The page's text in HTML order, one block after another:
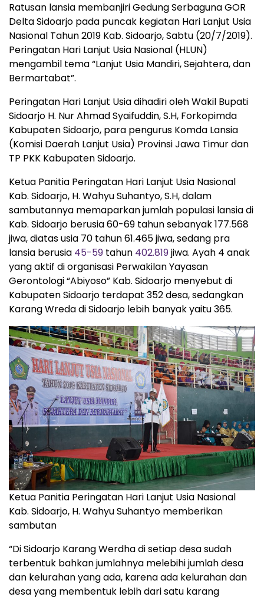
Ratusan lansia membanjiri Gedung Serbaguna GOR
Delta Sidoarjo pada puncak kegiatan Hari Lanjut Usia
Nasional Tahun 2019 Kab. Sidoarjo, Sabtu (20/7/2019).
Peringatan Hari Lanjut Usia Nasional (HLUN)
mengambil tema “Lanjut Usia Mandiri, Sejahtera, dan
Bermartabat”.
Peringatan Hari Lanjut Usia dihadiri oleh Wakil Bupati
Sidoarjo H. Nur Ahmad Syaifuddin, S.H, Forkopimda
Kabupaten Sidoarjo, para pengurus Komda Lansia
(Komisi Daerah Lanjut Usia) Provinsi Jawa Timur dan
TP PKK Kabupaten Sidoarjo.
Ketua Panitia Peringatan Hari Lanjut Usia Nasional
Kab. Sidoarjo, H. Wahyu Suhantyo, S.H, dalam
sambutannya memaparkan jumlah populasi lansia di
Kab. Sidoarjo berusia 60-69 tahun sebanyak 177.568
jiwa, diatas usia 70 tahun 61.465 jiwa, sedang pra
lansia berusia 45-59 tahun 402.819jiwa. Ayah 4 anak
yang aktif di organisasi Perwakilan Yayasan
Gerontologi “Abiyoso” Kab. Sidoarjo menyebut di
Kabupaten Sidoarjo terdapat 352 desa, sedangkan
Karang Wreda di Sidoarjo lebih banyak yaitu 365.
Ketua Panitia Peringatan Hari Lanjut Usia Nasional
Kab. Sidoarjo, H. Wahyu Suhantyo memberikan
sambutan
“Di Sidoarjo Karang Werdha di setiap desa sudah
terbentuk bahkan jumlahnya melebihi jumlah desa
dan kelurahan yang ada, karena ada kelurahan dan
desa yang membentuk lebih dari satu karang